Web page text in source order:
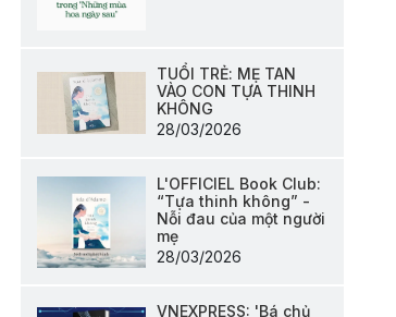
TUỔI TRẺ: MẸ TAN
VÀO CON TỰA THINH
KHÔNG
28/03/2026
L'OFFICIEL Book Club:
“Tựa thinh không” -
Nỗi đau của một người
mẹ
28/03/2026
VNEXPRESS: 'Bá chủ